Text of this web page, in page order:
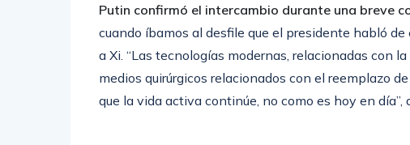
Putin confirmó el intercambio durante una breve
cuando íbamos al desfile que el presidente habló de
a Xi. “Las tecnologías modernas, relacionadas con
medios quirúrgicos relacionados con el reemplazo
que la vida activa continúe, no como es hoy en día”,